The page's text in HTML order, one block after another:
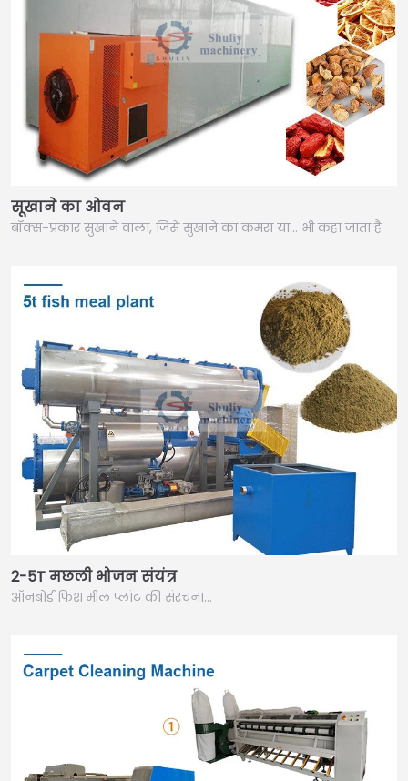
सूखाने का ओवन
बॉक्स-प्रकार सुखाने वाला, जिसे सुखाने का कमरा या… भी कहा जाता है
2-5T मछली भोजन संयंत्र
ऑनबोर्ड फिश मील प्लांट की संरचना…